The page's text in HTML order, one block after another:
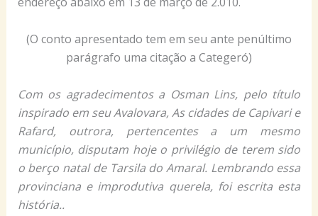
(O conto apresentado tem em seu ante penúltimo
parágrafo uma citação a Categeró)
Com os agradecimentos a Osman Lins, pelo título
inspirado em seu Avalovara, As cidades de Capivari e
Rafard, outrora, pertencentes a um mesmo
município, disputam hoje o privilégio de terem sido
o berço natal de Tarsila do Amaral. Lembrando essa
provinciana e improdutiva querela, foi escrita esta
história..